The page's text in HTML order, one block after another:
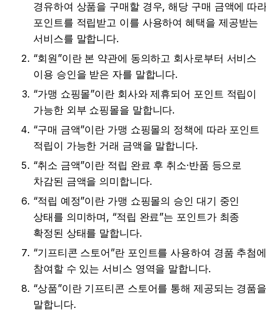
경유하여 상품을 구매할 경우, 해당 구매 금액에 따
포인트를 적립받고 이를 사용하여 혜택을 제공받는
서비스를 말합니다.
“회원”이란 본 약관에 동의하고 회사로부터 서비스
이용 승인을 받은 자를 말합니다.
“가맹 쇼핑몰”이란 회사와 제휴되어 포인트 적립이
가능한 외부 쇼핑몰을 말합니다.
“구매 금액”이란 가맹 쇼핑몰의 정책에 따라 포인트
적립이 가능한 거래 금액을 말합니다.
“취소 금액”이란 적립 완료 후 취소·반품 등으로
차감된 금액을 의미합니다.
“적립 예정”이란 가맹 쇼핑몰의 승인 대기 중인
상태를 의미하며, “적립 완료”는 포인트가 최종
확정된 상태를 말합니다.
“기프티콘 스토어”란 포인트를 사용하여 경품 추첨
참여할 수 있는 서비스 영역을 말합니다.
“상품”이란 기프티콘 스토어를 통해 제공되는 경품
말합니다.